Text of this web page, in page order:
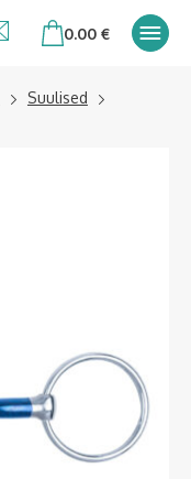
0.00 €
Suulised